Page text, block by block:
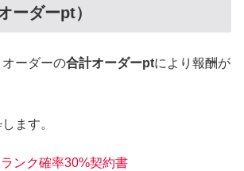
ーダーpt）
ーダーの合計オーダーptにより報酬が
ます。
ンク確率30%契約書